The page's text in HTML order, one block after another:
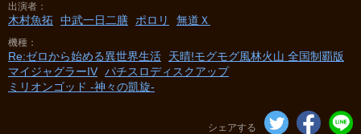
出演者
木村魚拓 中武一日二膳 ポロリ 無道Ｘ
機種
Re:ゼロから始める異世界生活
天晴!モグモグ風林火山 全国制覇版
マイジャグラーIV パチスロディスクアップ
ミリオンゴッド -神々の凱旋-
シェアする